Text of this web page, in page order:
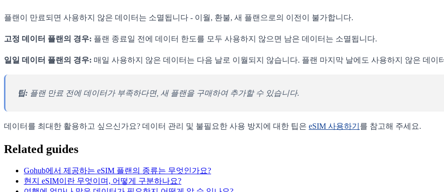
플랜이 만료되면 사용하지 않은 데이터는 소멸됩니다 - 이월, 환불, 새 플랜으로의 이전이 불가합니다.
고정 데이터 플랜의 경우: 플랜 종료일 전에 데이터 한도를 모두 사용하지 않으면 남은 데이터는 소멸됩니다.
일일 데이터 플랜의 경우: 매일 사용하지 않은 데이터는 다음 날로 이월되지 않습니다. 플랜 마지막 날에도 사용하지 않은 데이
팁: 플랜 만료 전에 데이터가 부족하다면, 새 플랜을 구매하여 추가할 수 있습니다.
데이터를 최대한 활용하고 싶으신가요? 데이터 관리 및 불필요한 사용 방지에 대한 팁은 eSIM 사용하기 를 참고해 주세요.
Related guides
Gohub에서 제공하는 eSIM 플랜의 종류는 무엇인가요?
현지 eSIM이란 무엇이며, 어떻게 구분하나요?